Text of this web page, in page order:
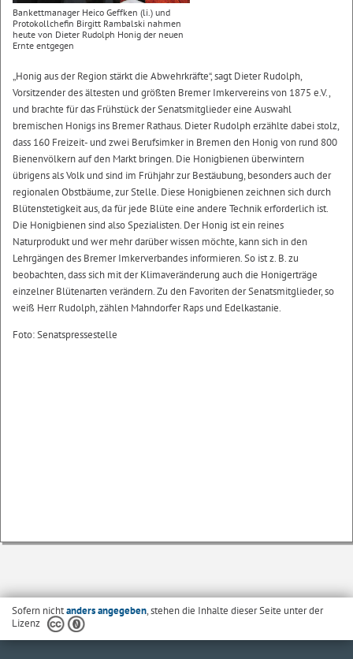
Bankettmanager Heico Geffken (li.) und
Protokollchefin Birgitt Rambalski nahmen
heute von Dieter Rudolph Honig der neuen
Ernte entgegen
„Honig aus der Region stärkt die Abwehrkräfte“, sagt Dieter Rudolph,
Vorsitzender des ältesten und größten Bremer Imkervereins von 1875 e.V.,
und brachte für das Frühstück der Senatsmitglieder eine Auswahl
bremischen Honigs ins Bremer Rathaus. Dieter Rudolph erzählte dabei stolz,
dass 160 Freizeit- und zwei Berufsimker in Bremen den Honig von rund 800
Bienenvölkern auf den Markt bringen. Die Honigbienen überwintern
übrigens als Volk und sind im Frühjahr zur Bestäubung, besonders auch der
regionalen Obstbäume, zur Stelle. Diese Honigbienen zeichnen sich durch
Blütenstetigkeit aus, da für jede Blüte eine andere Technik erforderlich ist.
Die Honigbienen sind also Spezialisten. Der Honig ist ein reines
Naturprodukt und wer mehr darüber wissen möchte, kann sich in den
Lehrgängen des Bremer Imkerverbandes informieren. So ist z. B. zu
beobachten, dass sich mit der Klimaveränderung auch die Honigerträge
einzelner Blütenarten verändern. Zu den Favoriten der Senatsmitglieder, so
weiß Herr Rudolph, zählen Mahndorfer Raps und Edelkastanie.
Foto: Senatspressestelle
Sofern nichtanders angegeben, stehen die Inhalte dieser Seite unter der
Lizenz